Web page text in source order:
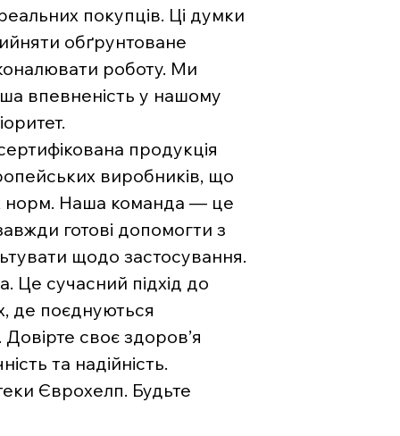
покупців. Ці думки
обґрунтоване
роботу. Ми
впевненість у нашому
продукція
виробників, що
норм. Наша команда — це
готові допомогти з
щодо застосування.
Це сучасний підхід до
де поєднуються
Довірте своє здоров’я
та надійність.
Єврохелп. Будьте